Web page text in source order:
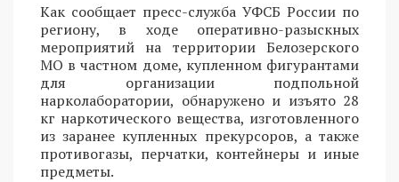
Как сообщает пресс-служба УФСБ России по
региону, в ходе оперативно-разыскных
мероприятий на территории Белозерского
МО в частном доме, купленном фигурантами
для организации подпольной
нарколаборатории, обнаружено и изъято 28
кг наркотического вещества, изготовленного
из заранее купленных прекурсоров, а также
противогазы, перчатки, контейнеры и иные
предметы.